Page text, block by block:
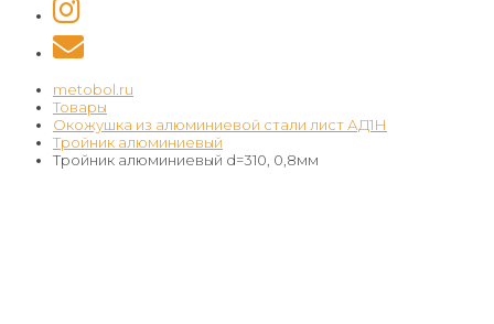
metobol.ru
Товары
Окожушка из алюминиевой стали лист АД1Н
Тройник алюминиевый
Тройник алюминиевый d=310, 0,8мм